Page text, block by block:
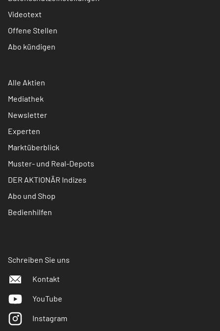
Videotext
Offene Stellen
Abo kündigen
Alle Aktien
Mediathek
Newsletter
Experten
Marktüberblick
Muster- und Real-Depots
DER AKTIONÄR Indizes
Abo und Shop
Bedienhilfen
Schreiben Sie uns
Kontakt
YouTube
Instagram